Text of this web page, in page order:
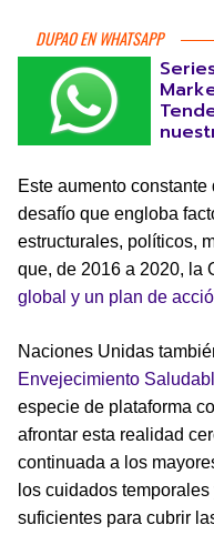
DUPAO EN WHATSAPP
Este aumento
desafío que engloba
estructurales, políticos,
que, de 2016 a 2020, la
global y un plan de
Naciones Unidas
Envejecimiento
especie de plataforma
afrontar esta realidad
continuada a los
los cuidados
suficientes para cubrir